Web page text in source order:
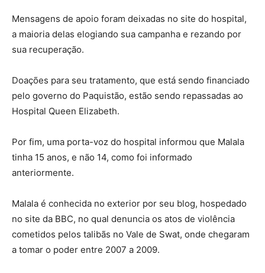
Mensagens de apoio foram deixadas no site do hospital,
a maioria delas elogiando sua campanha e rezando por
sua recuperação.
Doações para seu tratamento, que está sendo financiado
pelo governo do Paquistão, estão sendo repassadas ao
Hospital Queen Elizabeth.
Por fim, uma porta-voz do hospital informou que Malala
tinha 15 anos, e não 14, como foi informado
anteriormente.
Malala é conhecida no exterior por seu blog, hospedado
no site da BBC, no qual denuncia os atos de violência
cometidos pelos talibãs no Vale de Swat, onde chegaram
a tomar o poder entre 2007 a 2009.